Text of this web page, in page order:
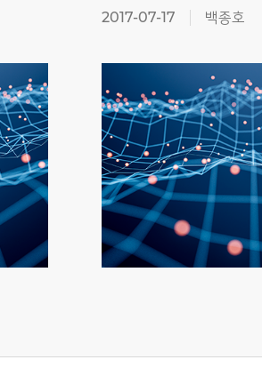
2017-07-17 백종호